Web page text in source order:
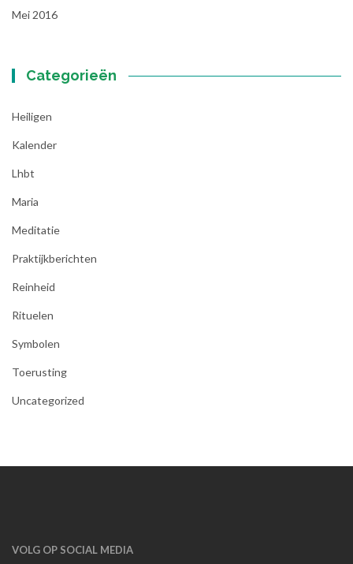
Mei 2016
Categorieën
Heiligen
Kalender
Lhbt
Maria
Meditatie
Praktijkberichten
Reinheid
Rituelen
Symbolen
Toerusting
Uncategorized
VOLG OP SOCIAL MEDIA